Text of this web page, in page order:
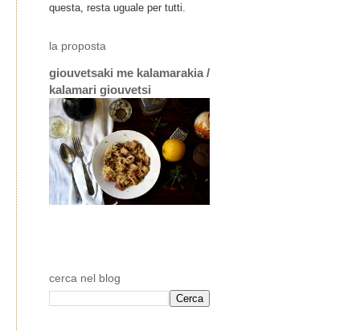
questa, resta uguale per tutti.
la proposta
giouvetsaki me kalamarakia /
kalamari giouvetsi
cerca nel blog